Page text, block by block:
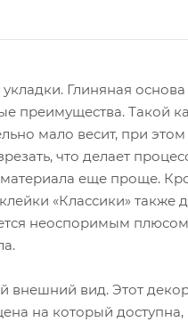
укладки. Глиняная
преимущества. Такой
мало весит, при
что делает
еще проще.
«Классики» также
неоспоримым плюсом
внешний вид. Этот
на который доступна,